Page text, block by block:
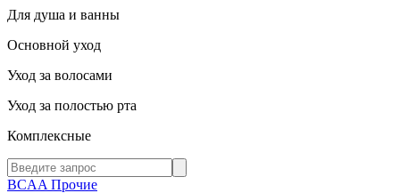
Для душа и ванны
Основной уход
Уход за волосами
Уход за полостью рта
Комплексные
BCAA Прочие